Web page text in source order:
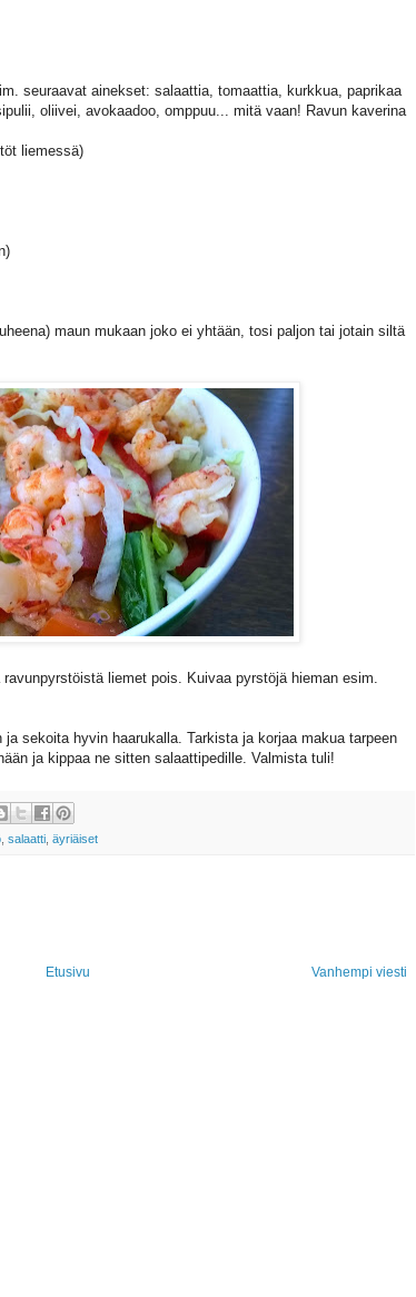
seuraavat ainekset: salaattia, tomaattia, kurkkua, paprikaa
oliivei, avokaadoo, omppuu... mitä vaan! Ravun kaverina
liemessä)
maun mukaan joko ei yhtään, tosi paljon tai jotain siltä
liemet pois. Kuivaa pyrstöjä hieman esim.
sekoita hyvin haarukalla. Tarkista ja korjaa makua tarpeen
ja kippaa ne sitten salaattipedille. Valmista tuli!
salaatti äyriäiset
Vanhempi viesti
Etusivu